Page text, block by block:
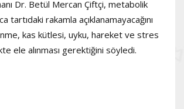
Dr. Betül Mercan Çiftçi, metabolik
tartıdaki rakamla açıklanamayacağını
kas kütlesi, uyku, hareket ve stres
ele alınması gerektiğini söyledi.